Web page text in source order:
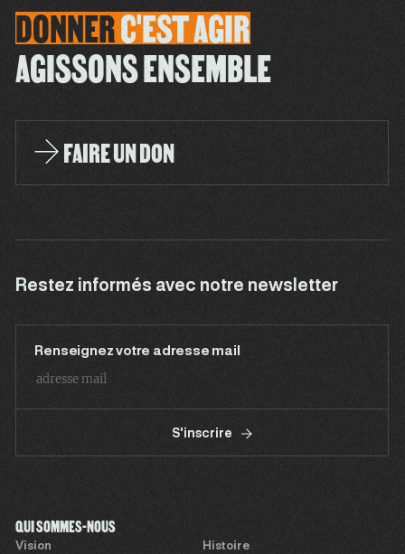
DONNERC'ESTAGIR
AGISSONS ENSEMBLE
FAIRE UN DON
Restez informés avec notre newsletter
Renseignez votre adresse mail
S'inscrire
QUI SOMMES-NOUS
Vision
Histoire